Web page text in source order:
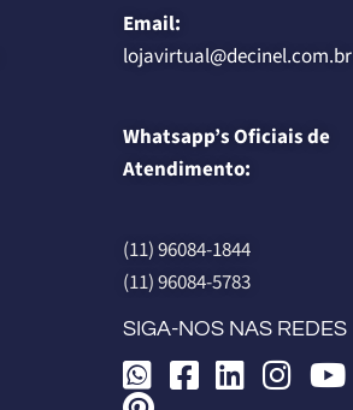
Email:
lojavirtual@decinel.com.br
Whatsapp’s Oficiais de
Atendimento:
(11) 96084-1844
(11) 96084-5783
SIGA-NOS NAS REDES